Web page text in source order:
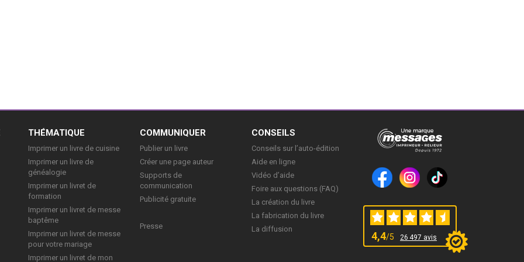
THÉMATIQUE
Imprimer un livre de cuisine
Imprimer un livre de
généalogie
Imprimer un livret de
formation
Imprimer un livret de messe
baptême
Imprimer un livret de messe
pour votre mariage
Imprimer un livret de mon
COMMUNIQUER
Publier un livre
Créer une page auteur
Supports de
communication
Publicité gratuite
Presse
CONSEILS
Conseils sur l’auto-édition
Aide en ligne
Vidéo d’aide
Foire aux questions (FAQ)
La création du livre
La fabrication du livre
La diffusion
4,4/5 26 497 avis